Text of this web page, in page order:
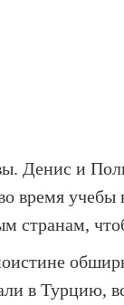
Денис и
время учебы
странам,
в Турцию,